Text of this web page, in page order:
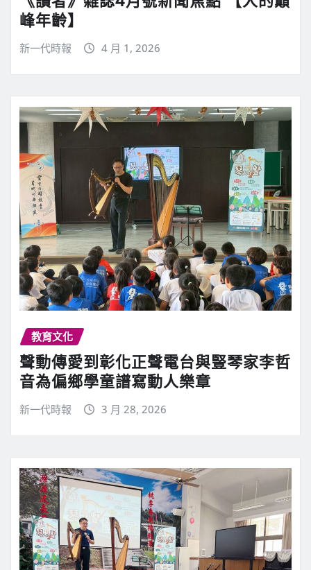
峰年齡】
新一代時報 4 月 1, 2026
教育文化
聲動傳愛到彰化正聲電台與豎琴家李哲
音為偏鄉學童譜寫動人樂章
新一代時報 3 月 28, 2026